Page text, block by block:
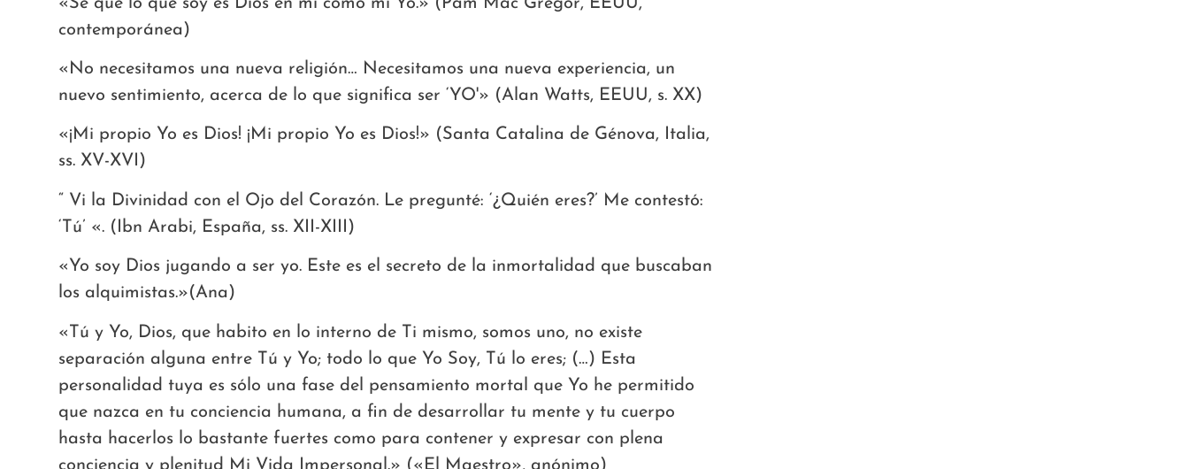
contemporánea)
«No necesitamos una nueva religión… Necesitamos una nueva experiencia, un
nuevo sentimiento, acerca de lo que significa ser ‘YO'» (Alan Watts, EEUU, s. XX)
«¡Mi propio Yo es Dios! ¡Mi propio Yo es Dios!» (Santa Catalina de Génova, Italia,
ss. XV-XVI)
“ Vi la Divinidad con el Ojo del Corazón. Le pregunté: ‘¿Quién eres?’ Me contestó:
‘Tú’ «. (Ibn Arabi, España, ss. XII-XIII)
«Yo soy Dios jugando a ser yo. Este es el secreto de la inmortalidad que buscaban
los alquimistas.»(Ana)
«Tú y Yo, Dios, que habito en lo interno de Ti mismo, somos uno, no existe
separación alguna entre Tú y Yo; todo lo que Yo Soy, Tú lo eres; (…) Esta
personalidad tuya es sólo una fase del pensamiento mortal que Yo he permitido
que nazca en tu conciencia humana, a fin de desarrollar tu mente y tu cuerpo
hasta hacerlos lo bastante fuertes como para contener y expresar con plena
conciencia y plenitud Mi Vida Impersonal.» («El Maestro», anónimo)